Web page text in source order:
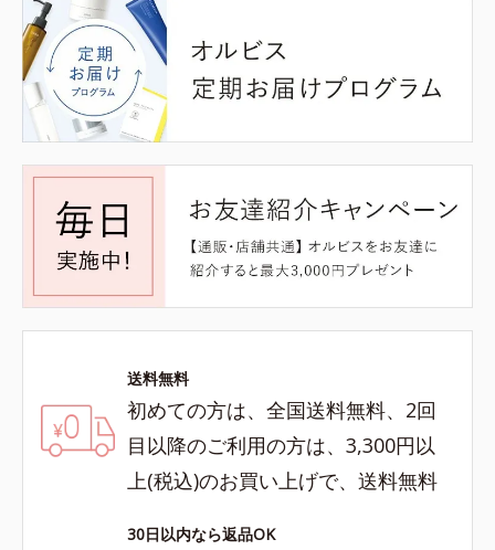
送料無料
初めての方は、全国送料無料、2回
目以降のご利用の方は、3,300円以
上(税込)のお買い上げで、送料無料
30日以内なら返品OK